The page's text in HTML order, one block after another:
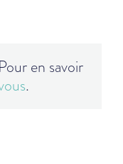
Pour en savoir
.